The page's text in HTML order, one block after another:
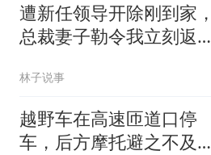
遭新任领导开除刚到家，
总裁妻子勒令我立刻返
林子说事
越野车在高速匝道口停
车，后方摩托避之不及相